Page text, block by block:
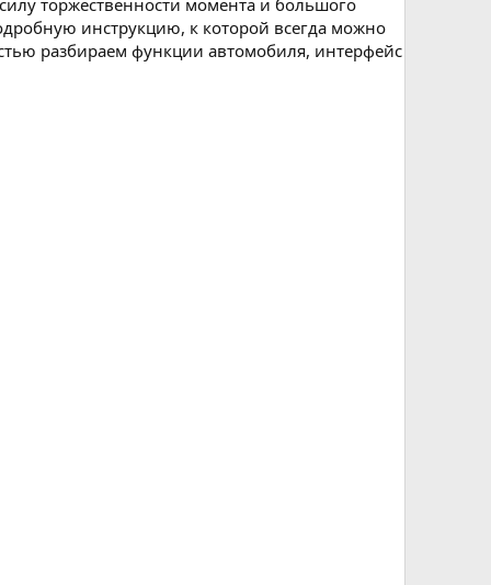
инструкцию, к которой всегда можно
разбираем функции автомобиля, интерфейс